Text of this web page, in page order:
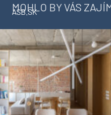
MOHLO BY VÁS
ASB.SK